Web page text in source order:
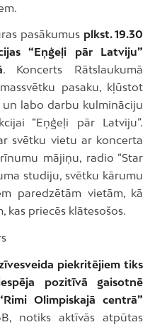
pasākumus plkst. 19.30
“Eņģeļi pār Latviju”
. Koncerts Rātslaukumā
pasaku, kļūstot
un labo darbu kulmināciju
“Eņģeļi pār Latviju”.
svētku vietu ar koncerta
mājiņu, radio “Star
studiju, svētku kārumu
paredzētām vietām, kā
kas priecēs klātesošos.
piekritējiem tiks
pozitīvā gaisotnē
Olimpiskajā centrā”
notiks aktīvās atpūtas